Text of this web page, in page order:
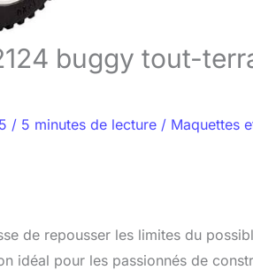
buggy tout-
/ 5 minutes de lecture / Maquettes
de repousser les limites du
idéal pour les passionnés de